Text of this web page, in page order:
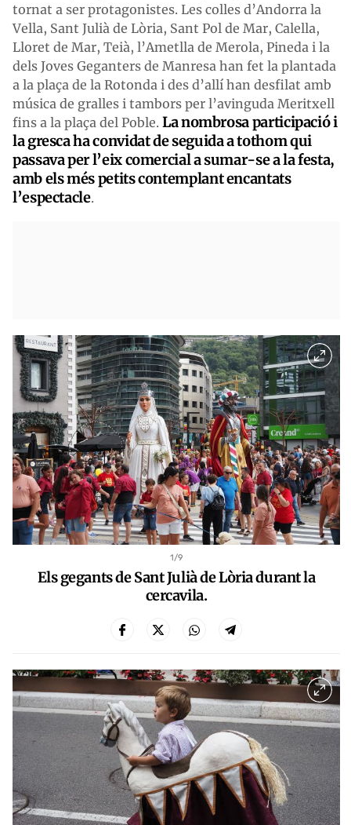
tornat a ser protagonistes. Les colles d’Andorra la
Vella, Sant Julià de Lòria, Sant Pol de Mar, Calella,
Lloret de Mar, Teià, l’Ametlla de Merola, Pineda i la
dels Joves Geganters de Manresa han fet la plantada
a la plaça de la Rotonda i des d’allí han desfilat amb
música de gralles i tambors per l’avinguda Meritxell
fins a la plaça del Poble. La nombrosa participació i
la gresca ha convidat de seguida a tothom qui
passava per l’eix comercial a sumar-se a la festa,
amb els més petits contemplant encantats
l’espectacle.
1/9
Els gegants de Sant Julià de Lòria durant la
cercavila.